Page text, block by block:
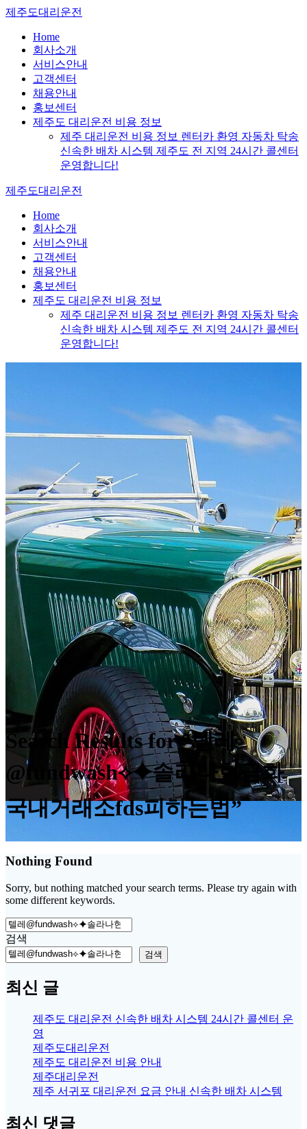
Skip
content
제주도대리운전
Home
회사소개
서비스안내
고객센터
채용안내
홍보센터
제주도 대리운전 비용 정보
제주 대리운전 비용 정보 렌터카 환영 자동차 탁송
신속한 배차 시스템 제주도 전 지역 24시간 콜센터
운영합니다!
제주도대리운전
Home
회사소개
서비스안내
고객센터
채용안내
홍보센터
제주도 대리운전 비용 정보
제주 대리운전 비용 정보 렌터카 환영 자동차 탁송
신속한 배차 시스템 제주도 전 지역 24시간 콜센터
운영합니다!
Search Results for “텔레
@fundwash⟡⯌솔라나현금화
국내거래소fds피하는법”
Nothing Found
Sorry, but nothing matched your search terms. Please try again with
some different keywords.
Search
for:
검색
검색
최신 글
제주도 대리운전 신속한 배차 시스템 24시간 콜센터 운
영
제주도대리운전
제주도 대리운전 비용 안내
제주대리운전
제주 서귀포 대리운전 요금 안내 신속한 배차 시스템
최신 댓글